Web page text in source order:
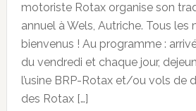
motoriste Rotax organise son
annuel à Wels, Autriche. Tous
bienvenus ! Au programme :
du vendredi et chaque jour,
l’usine BRP-Rotax et/ou vols de
des Rotax […]